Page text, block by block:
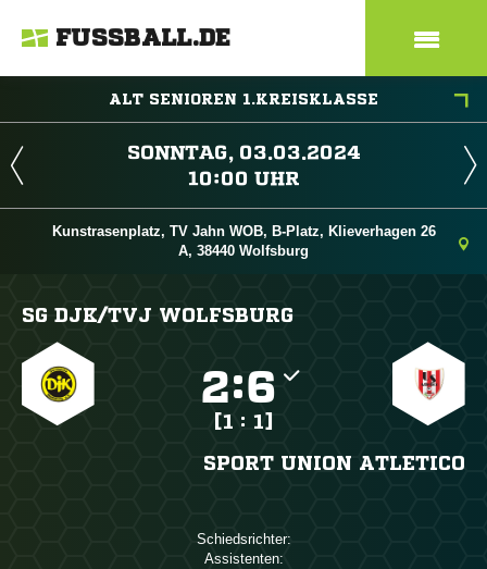
FUSSBALL.DE
ALT SENIOREN 1.KREISKLASSE
 
 
Kunstrasenplatz, TV Jahn WOB, B-Platz, Klieverhagen 26
A, 38440 Wolfsburg
SG DJK/​TVJ WOLFSBURG
:
[1 : 1]
SPORT UNION ATLETICO
Schiedsrichter:
Assistenten: